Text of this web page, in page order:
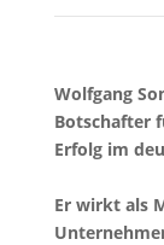
Wolfgang
Botschafter
Erfolg im
Er wirkt als